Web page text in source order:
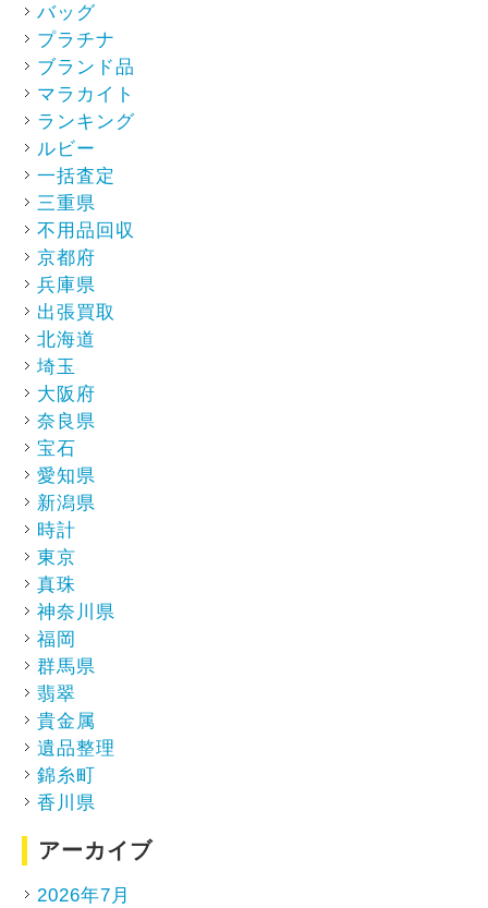
バッグ
プラチナ
ブランド品
マラカイト
ランキング
ルビー
一括査定
三重県
不用品回収
京都府
兵庫県
出張買取
北海道
埼玉
大阪府
奈良県
宝石
愛知県
新潟県
時計
東京
真珠
神奈川県
福岡
群馬県
翡翠
貴金属
遺品整理
錦糸町
香川県
アーカイブ
2026年7月